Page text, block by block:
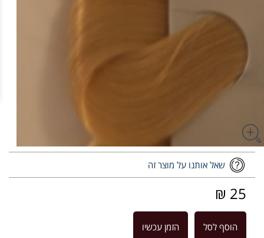
שאל אותנו על מוצר זה
25 ₪
הוסף לסל הזמן עכשיו